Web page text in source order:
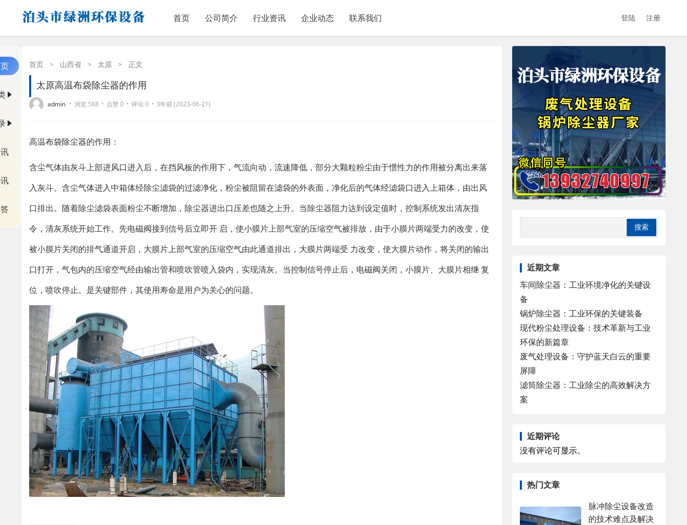
首页 公司简介 行业资讯 企业动态 联系我们 登陆 注册
首页 > 山西省 > 太原 > 正文
太原高温布袋除尘器的作用
admin · 浏览 588 · 点赞 0 · 评论 0 · 3年前 (2023-06-21)
高温布袋除尘器的作用：
含尘气体由灰斗上部进风口进入后，在挡风板的作用下，气流向动，流速降低，部分大颗粒粉尘由于惯性力的作用被分离出来落
入灰斗。含尘气体进入中箱体经除尘滤袋的过滤净化，粉尘被阻留在滤袋的外表面，净化后的气体经滤袋口进入上箱体，由出风
口排出。随着除尘滤袋表面粉尘不断增加，除尘器进出口压差也随之上升。当除尘器阻力达到设定值时，控制系统发出清灰指
令，清灰系统开始工作。先电磁阀接到信号后立即开 启，使小膜片上部气室的压缩空气被排放，由于小膜片两端受力的改变，使
被小膜片关闭的排气通道开启，大膜片上部气室的压缩空气由此通道排出，大膜片两端受 力改变，使大膜片动作，将关闭的输出
口打开，气包内的压缩空气经由输出管和喷吹管喷入袋内，实现清灰。当控制信号停止后，电磁阀关闭，小膜片、大膜片相继 复
位，喷吹停止。是关键部件，其使用寿命是用户为关心的问题。
近期文章
车间除尘器：工业环境净化的关键设
备
锅炉除尘器：工业环保的关键装备
现代粉尘处理设备：技术革新与工业
环保的新篇章
废气处理设备：守护蓝天白云的重要
屏障
滤筒除尘器：工业除尘的高效解决方
案
近期评论
没有评论可显示。
热门文章
脉冲除尘设备改造
的技术难点及解决